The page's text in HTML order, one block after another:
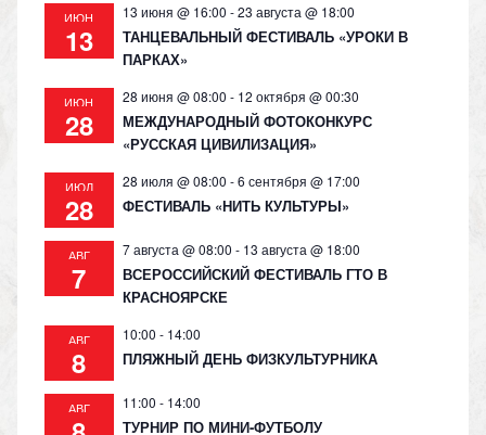
ИЮН
13
13 июня @ 16:00 -23 августа @ 18:00
ТАНЦЕВАЛЬНЫЙ ФЕСТИВАЛЬ «УРОКИ В
ПАРКАХ»
ИЮН
28
28 июня @ 08:00 - 12 октября @ 00:30
МЕЖДУНАРОДНЫЙ ФОТОКОНКУРС
«РУССКАЯ ЦИВИЛИЗАЦИЯ»
ИЮЛ
28
28 июля @ 08:00 -6 сентября @ 17:00
ФЕСТИВАЛЬ «НИТЬ КУЛЬТУРЫ»
АВГ
7
7 августа @ 08:00 - 13 августа @ 18:00
ВСЕРОССИЙСКИЙ ФЕСТИВАЛЬ ГТО В
КРАСНОЯРСКЕ
АВГ
8
10:00 - 14:00
ПЛЯЖНЫЙ ДЕНЬ ФИЗКУЛЬТУРНИКА
АВГ 11:00 - 14:00
ТУРНИР ПО МИНИ-ФУТБОЛУ